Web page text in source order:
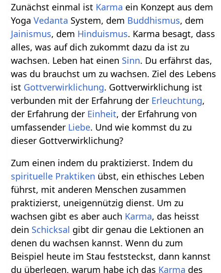
Zunächst einmal ist Karma ein Konzept aus dem
YogaVedanta System, dem Buddhismus, dem
Jainismus, dem Hinduismus. Karma besagt, dass
alles, was auf dich zukommt dazu da ist zu
wachsen. Leben hat einen Sinn. Du erfährst das,
was du brauchst um zu wachsen. Ziel des Lebens
ist Gottverwirklichung. Gottverwirklichung ist
verbunden mit der Erfahrung der Erleuchtung,
der Erfahrung der Einheit, der Erfahrung von
umfassender Liebe. Und wie kommst du zu
dieser Gottverwirklichung?
Zum einen indem du praktizierst. Indem du
spirituelle Praktiken übst, ein ethisches Leben
führst, mit anderen Menschen zusammen
praktizierst, uneigennützig dienst. Um zu
wachsen gibt es aber auch Karma, das heisst
dein Schicksal gibt dir genau die Lektionen an
denen du wachsen kannst. Wenn du zum
Beispiel heute im Stau feststeckst, dann kannst
du überlegen, warum habe ich das Karma des